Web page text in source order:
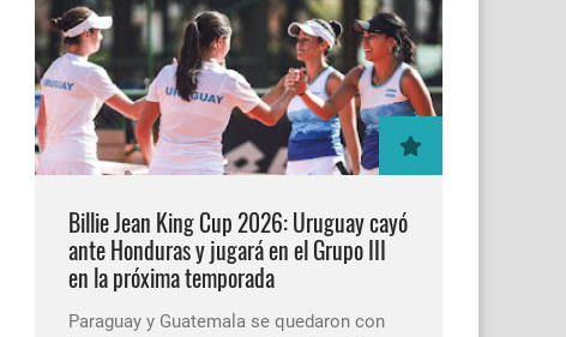
Billie Jean King Cup 2026: Uruguay cayó
ante Honduras y jugará en el Grupo III
en la próxima temporada
Paraguay y Guatemala se quedaron con